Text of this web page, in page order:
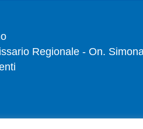
Regionale - On.